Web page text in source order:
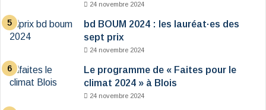
24 novembre 2024
bd BOUM 2024 : les lauréat·es des
sept prix
24 novembre 2024
Le programme de « Faites pour le
climat 2024 » à Blois
24 novembre 2024